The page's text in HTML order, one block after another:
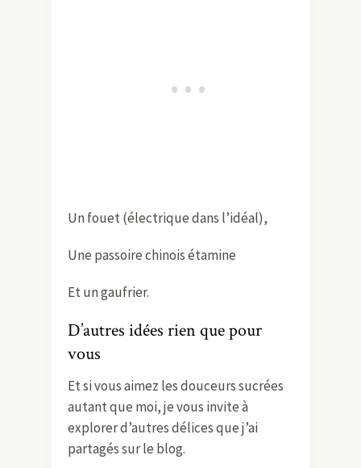
Un fouet (électrique dans l’idéal),
Une passoire chinois étamine
Et un gaufrier.
D’autres idées rien que pour
vous
Et si vous aimez les douceurs sucrées
autant que moi, je vous invite à
explorer d’autres délices que j’ai
partagés sur le blog.